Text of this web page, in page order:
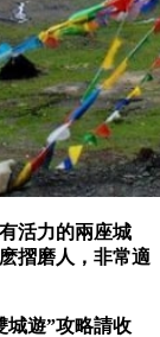
活力的兩座城
摺磨人，非常適
城遊”攻略請收